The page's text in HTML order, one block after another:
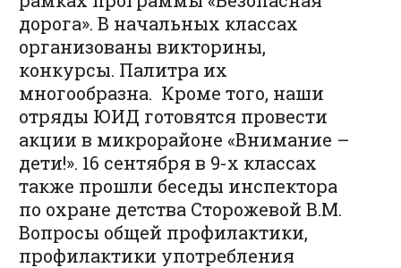
дорога». В начальных классах
организованы викторины,
конкурсы. Палитра их
многообразна. Кроме того, наши
отряды ЮИД готовятся провести
акции в микрорайоне «Внимание –
дети!». 16 сентября в 9-х классах
также прошли беседы инспектора
по охране детства Сторожевой В.М.
Вопросы общей профилактики,
профилактики употребления